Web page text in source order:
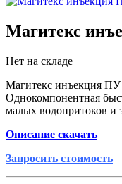
Магитекс
Нет на складе
Магитекс инъекция ПУ
Однокомпонентная
малых водопритоков и
Описание скачать
Запросить стоимость